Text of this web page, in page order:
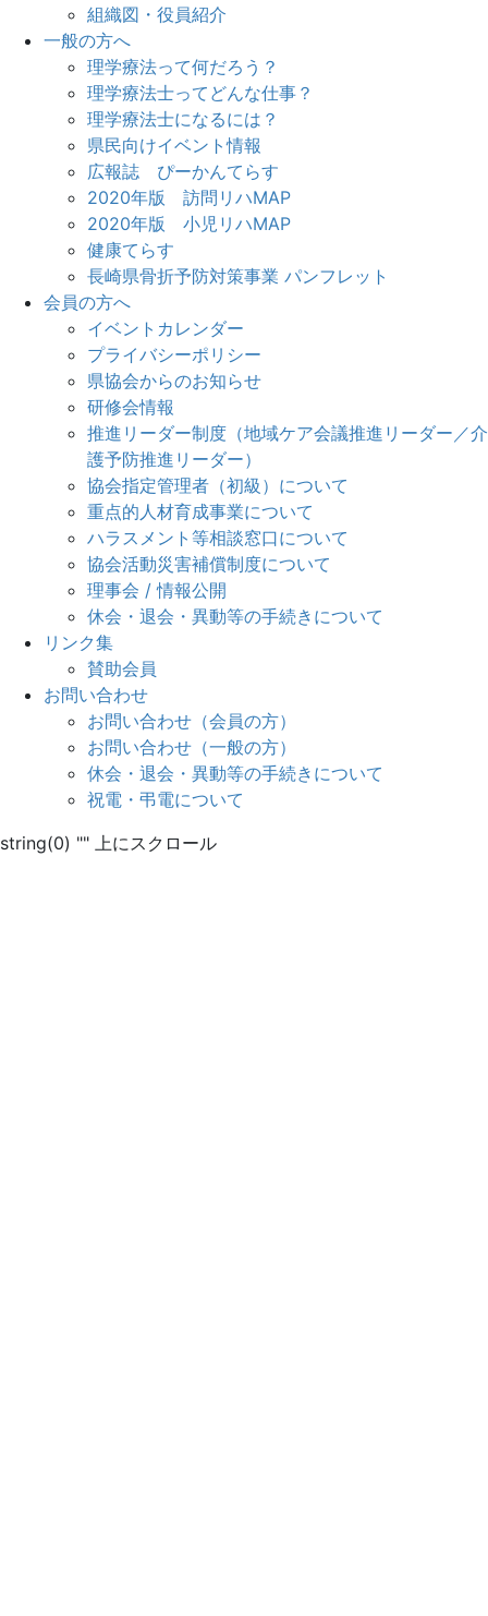
組織図・役員紹介
一般の方へ
理学療法って何だろう？
理学療法士ってどんな仕事？
理学療法士になるには？
県民向けイベント情報
広報誌 ぴーかんてらす
2020年版 訪問リハMAP
2020年版 小児リハMAP
健康てらす
長崎県骨折予防対策事業 パンフレット
会員の方へ
イベントカレンダー
プライバシーポリシー
県協会からのお知らせ
研修会情報
推進リーダー制度（地域ケア会議推進リーダー／介
護予防推進リーダー）
協会指定管理者（初級）について
重点的人材育成事業について
ハラスメント等相談窓口について
協会活動災害補償制度について
理事会 / 情報公開
休会・退会・異動等の手続きについて
リンク集
賛助会員
お問い合わせ
お問い合わせ（会員の方）
お問い合わせ（一般の方）
休会・退会・異動等の手続きについて
祝電・弔電について
string(0) "" 上にスクロール